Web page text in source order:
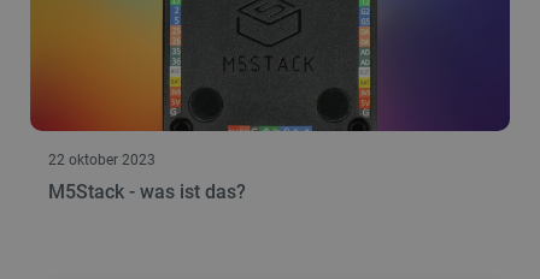
22 oktober 2023
M5Stack - was ist das?